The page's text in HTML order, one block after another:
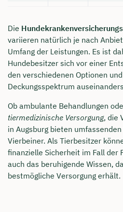
Die
variieren natürlich je nach
Umfang der Leistungen. Es ist
Hundebesitzer sich vor einer
den verschiedenen Optionen
Deckungsspektrum
Ob ambulante Behandlungen
tiermedizinische Versorgung, die
in Augsburg bieten
Vierbeiner. Als Tierbesitzer
finanzielle Sicherheit im Fall der
auch das beruhigende Wissen,
bestmögliche Versorgung erhält.